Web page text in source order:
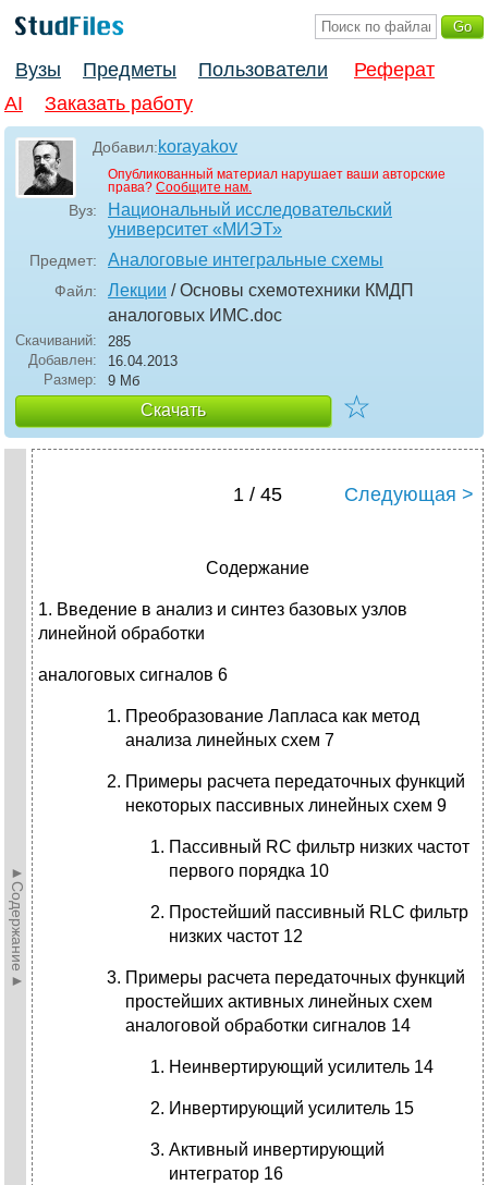
Вузы Предметы Пользователи
Реферат
AI
Заказать работу
Добавил:korayakov
Опубликованный материал нарушает ваши авторские
права? Сообщите нам.
Вуз:
Национальный исследовательский
университет «МИЭТ»
Предмет: Аналоговые интегральные схемы
Файл: Лекции / Основы схемотехники КМДП
аналоговых ИМС.doc
Скачиваний:
285
Добавлен:
16.04.2013
Размер:
9 Мб
Скачать ☆
►Содержание►
1 / 45 Следующая >
Содержание
1. Введение в анализ и синтез базовых узлов
линейной обработки
аналоговых сигналов 6
Преобразование Лапласа как метод
анализа линейных схем 7
Примеры расчета передаточных функций
некоторых пассивных линейных схем 9
Пассивный RC фильтр низких частот
первого порядка 10
Простейший пассивный RLC фильтр
низких частот 12
Примеры расчета передаточных функций
простейших активных линейных схем
аналоговой обработки сигналов 14
Неинвертирующий усилитель 14
Инвертирующий усилитель 15
Активный инвертирующий
интегратор 16